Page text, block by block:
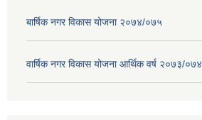
बार्षिक नगर विकास योजना २०७४/०७५
वार्षिक नगर विकास योजना आर्थिक वर्ष २०७३/०७४